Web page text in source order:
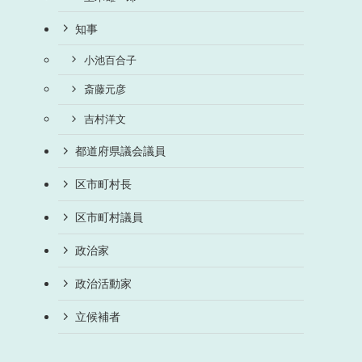
知事
小池百合子
斎藤元彦
吉村洋文
都道府県議会議員
区市町村長
区市町村議員
政治家
政治活動家
立候補者